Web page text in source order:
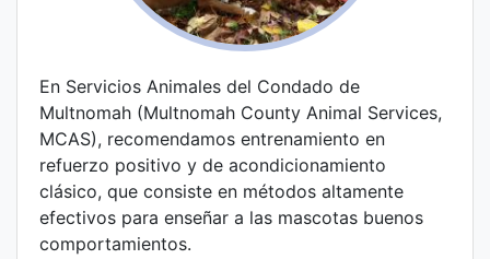
En Servicios Animales del Condado de
Multnomah (Multnomah County Animal Services,
MCAS), recomendamos entrenamiento en
refuerzo positivo y de acondicionamiento
clásico, que consiste en métodos altamente
efectivos para enseñar a las mascotas buenos
comportamientos.